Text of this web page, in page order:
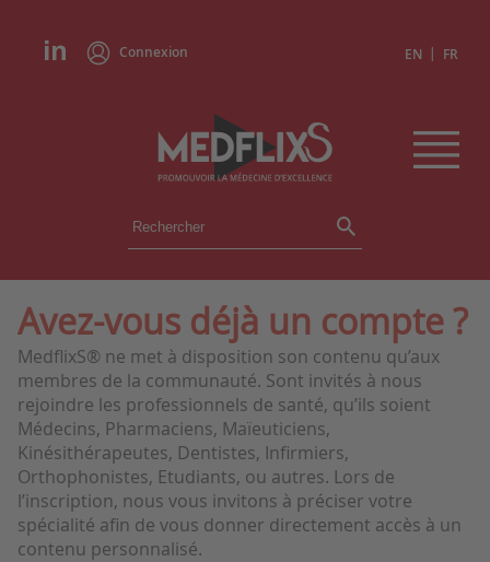
Connexion EN | FR
ÉVÉNEMENTS
INSTITUTIONS
ACADÉMIES
EXPERTS
REVUES DE PRESSE
CONGRÈS EN RÉSUMÉ
Avez-vous déjà un compte ?
MedflixS® ne met à disposition son contenu qu’aux
membres de la communauté. Sont invités à nous
rejoindre les professionnels de santé, qu’ils soient
Médecins, Pharmaciens, Maïeuticiens,
Kinésithérapeutes, Dentistes, Infirmiers,
Orthophonistes, Etudiants, ou autres. Lors de
l’inscription, nous vous invitons à préciser votre
spécialité afin de vous donner directement accès à un
contenu personnalisé.